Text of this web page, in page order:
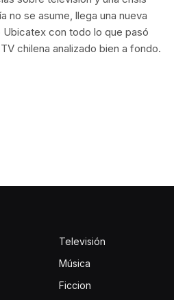
no se asume, llega una nueva
con todo lo que pasó
chilena analizado bien a fondo.
Televisión
Música
Ficcion